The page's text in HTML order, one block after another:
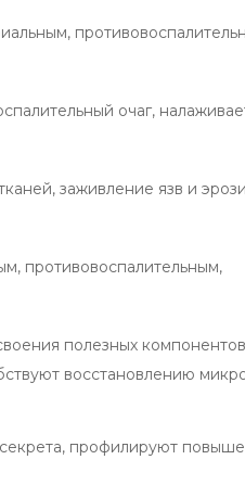
очаг,
заживление язв и
противовоспалительным,
полезных
восстановлению
профилируют